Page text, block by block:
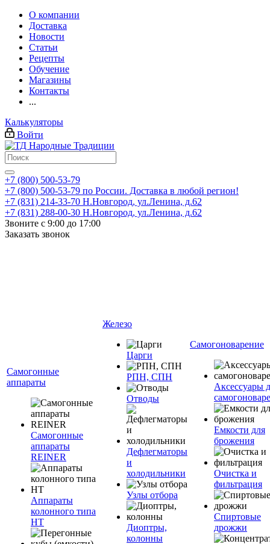
О компании
Доставка
Новости
Статьи
Рецепты
Обучение
Магазины
Контакты
...
Калькуляторы
Войти
+7 (800) 500-53-79
+7 (800) 500-53-79 по России. Доставка в любой регион!
+7 (831) 214-33-70 Н.Новгород, ул.Ленина, д.62
+7 (831) 288-00-30 Н.Новгород, ул.Ленина, д.62
Звоните с 9:00 до 17:00
Заказать звонок
Самогонные
аппараты
Самогонные
аппараты
REINER
Аппараты
колонного типа
НТ
Железо
Царги
РПН, СПН
Отводы
Дефлегматоры
и
холодильники
Узлы отбора
Диоптры,
колонны
Самогоноварение
Аксессуары
Емкости для
брожения
Очистка и
фильтрация
Спиртовые
дрожжи